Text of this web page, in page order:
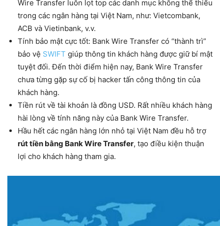
Wire Transfer luôn lọt top các danh mục không thể thiếu
trong các ngân hàng tại Việt Nam, như: Vietcombank,
ACB và Vietinbank, v.v.
Tính bảo mật cực tốt: Bank Wire Transfer có “thành trì”
bảo vệ SWIFT giúp thông tin khách hàng được giữ bí mật
tuyệt đối. Đến thời điểm hiện nay, Bank Wire Transfer
chưa từng gặp sự cố bị hacker tấn công thông tin của
khách hàng.
Tiền rút về tài khoản là đồng USD. Rất nhiều khách hàng
hài lòng về tính năng này của Bank Wire Transfer.
Hầu hết các ngân hàng lớn nhỏ tại Việt Nam đều hỗ trợ
rút tiền bằng Bank Wire Transfer, tạo điều kiện thuận
lợi cho khách hàng tham gia.